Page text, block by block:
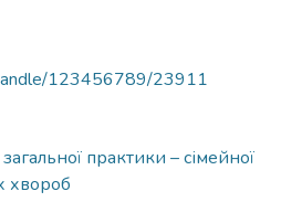
123456789/23911
практики – сімейної
хвороб